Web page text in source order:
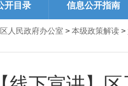
开目录 信息公开指南
人民政府办公室 > 本级政策解读 >